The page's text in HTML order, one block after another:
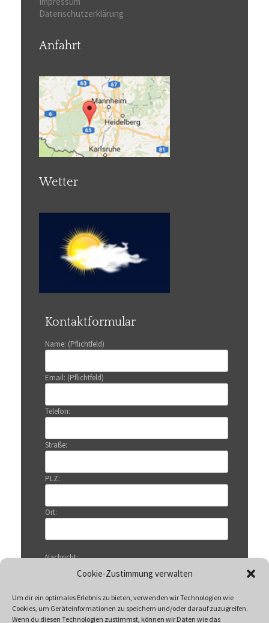
Cookie-Zustimmung verwalten
Um dir ein optimales Erlebnis zu bieten, verwenden wir Technologien wie
Cookies, um Geräteinformationen zu speichern und/oder darauf zuzugreifen.
Wenn du diesen Technologien zustimmst, können wir Daten wie das
Datenschutzerklärung
Anfahrt
Wetter
Kontaktformular
Name: (Pflichtfeld)
Email: (Pflichtfeld)
Telefon:
Straße:
PLZ:
Ort:
Nachricht: